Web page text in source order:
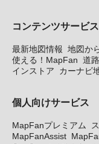
コンテンツサービス
最新地図情報 地図か
使える！MapFan 道
インストア
カーナビ
個人向けサービス
MapFanプレミアム
MapFanAssist